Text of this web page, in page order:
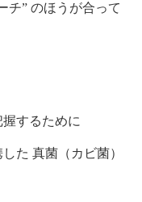
チ” のほうが合って
するために
た 真菌（カビ菌）